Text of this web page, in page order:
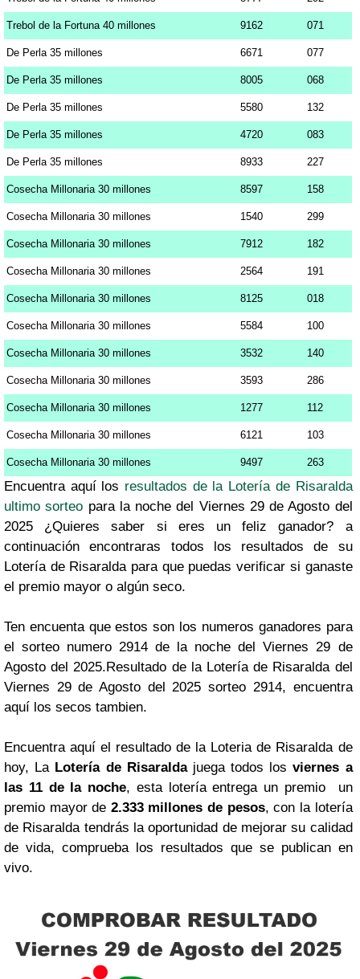
Trebol de la Fortuna 40 millones 9162 071
De Perla 35 millones 6671 077
De Perla 35 millones 8005 068
De Perla 35 millones 5580 132
De Perla 35 millones 4720 083
De Perla 35 millones 8933 227
Cosecha Millonaria 30 millones 8597 158
Cosecha Millonaria 30 millones 1540 299
Cosecha Millonaria 30 millones 7912 182
Cosecha Millonaria 30 millones 2564 191
Cosecha Millonaria 30 millones 8125 018
Cosecha Millonaria 30 millones 5584 100
Cosecha Millonaria 30 millones 3532 140
Cosecha Millonaria 30 millones 3593 286
Cosecha Millonaria 30 millones 1277 112
Cosecha Millonaria 30 millones 6121 103
Cosecha Millonaria 30 millones 9497 263
Encuentra aquí los resultados de la Lotería de Risaralda
ultimo sorteo para la noche del Viernes 29 de Agosto del
2025 ¿Quieres saber si eres un feliz ganador? a
continuación encontraras todos los resultados de su
Lotería de Risaralda para que puedas verificar si ganaste
el premio mayor o algún seco.
Ten encuenta que estos son los numeros ganadores para
el sorteo numero 2914 de la noche del Viernes 29 de
Agosto del 2025.Resultado de la Lotería de Risaralda del
Viernes 29 de Agosto del 2025 sorteo 2914, encuentra
aquí los secos tambien.
Encuentra aquí el resultado de la Loteria de Risaralda de
hoy, La Lotería de Risaraldajuega todos losviernes a
las 11 de la noche, esta lotería entrega un premio un
premio mayor de 2.333 millones de pesos, con la lotería
de Risaralda tendrás la oportunidad de mejorar su calidad
de vida, comprueba los resultados que se publican en
vivo.